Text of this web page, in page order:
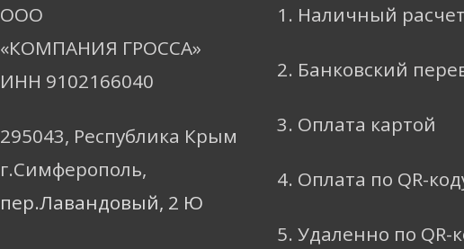
ООО
«КОМПАНИЯ ГРОССА»
ИНН 9102166040
295043, Республика Крым
г.Симферополь,
пер.Лавандовый, 2 Ю
1. Наличный
2. Банковский
3. Оплата картой
4. Оплата по QR-
5. Удаленно по QR-